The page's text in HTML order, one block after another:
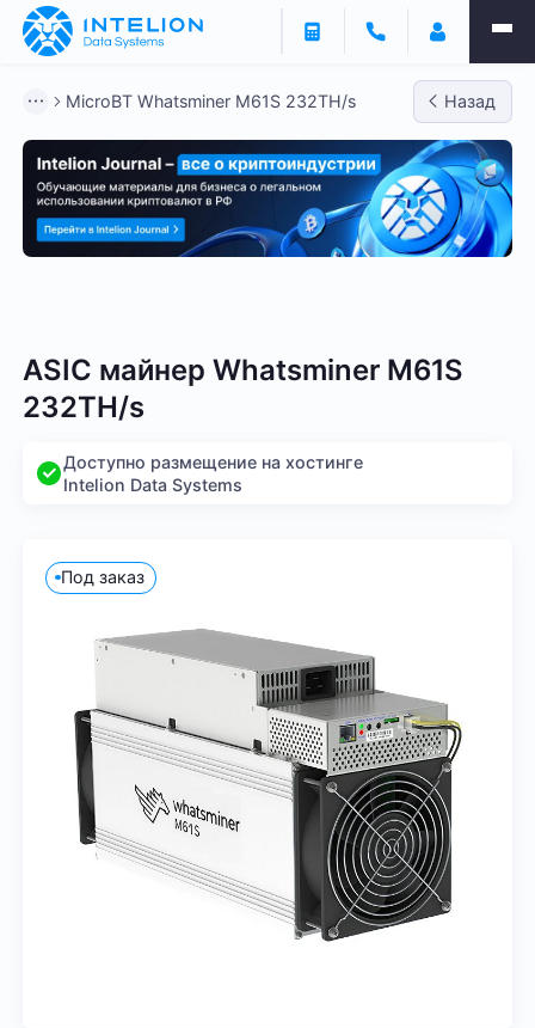
MicroBT Whatsminer M61S 232TH/s Назад
ASIC майнер Whatsminer M61S
232TH/s
Доступно размещение на хостинге
Intelion Data Systems
Под заказ